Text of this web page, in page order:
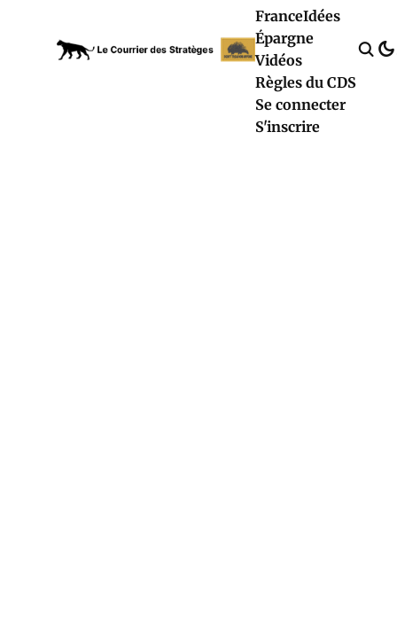
FranceIdées
Épargne
Vidéos
Règles du CDS
Se connecter
S'inscrire